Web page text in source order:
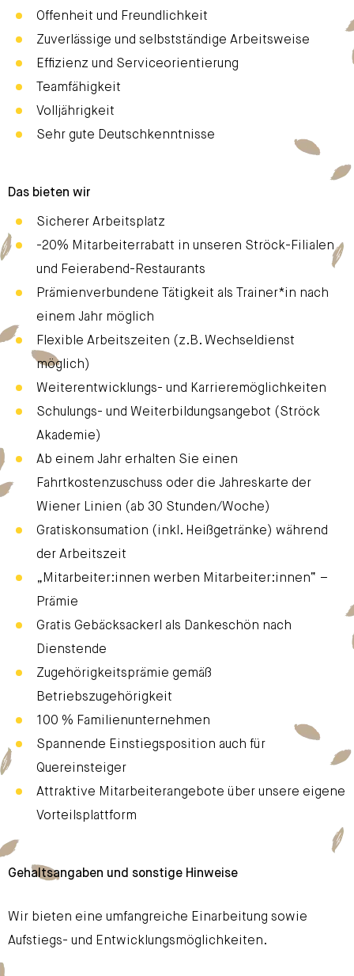
Offenheit und Freundlichkeit
Zuverlässige und selbstständige Arbeitsweise
Effizienz und Serviceorientierung
Teamfähigkeit
Volljährigkeit
Sehr gute Deutschkenntnisse
Das bieten wir
Sicherer Arbeitsplatz
-20% Mitarbeiterrabatt in unseren Ströck-Filialen
und Feierabend-Restaurants
Prämienverbundene Tätigkeit als Trainer*in nach
einem Jahr möglich
Flexible Arbeitszeiten (z.B. Wechseldienst
möglich)
Weiterentwicklungs- und Karrieremöglichkeiten
Schulungs- und Weiterbildungsangebot (Ströck
Akademie)
Ab einem Jahr erhalten Sie einen
Fahrtkostenzuschuss oder die Jahreskarte der
Wiener Linien (ab 30 Stunden/Woche)
Gratiskonsumation (inkl. Heißgetränke) während
der Arbeitszeit
„Mitarbeiter:innen werben Mitarbeiter:innen“ –
Prämie
Gratis Gebäcksackerl als Dankeschön nach
Dienstende
Zugehörigkeitsprämie gemäß
Betriebszugehörigkeit
100 % Familienunternehmen
Spannende Einstiegsposition auch für
Quereinsteiger
Attraktive Mitarbeiterangebote über unsere eigene
Vorteilsplattform
Gehaltsangaben und sonstige Hinweise
Wir bieten eine umfangreiche Einarbeitung sowie
Aufstiegs- und Entwicklungsmöglichkeiten.